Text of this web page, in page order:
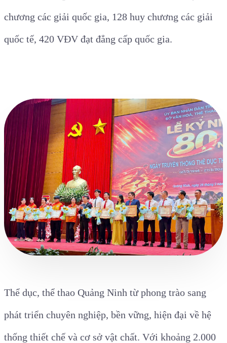
chương các giải quốc gia, 128 huy chương các giải
quốc tế, 420 VĐV đạt đẳng cấp quốc gia.
Thể dục, thể thao Quảng Ninh từ phong trào sang
phát triển chuyên nghiệp, bền vững, hiện đại về hệ
thống thiết chế và cơ sở vật chất. Với khoảng 2.000